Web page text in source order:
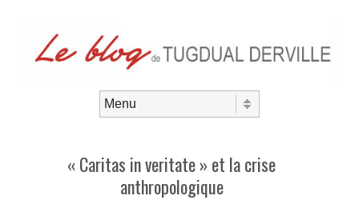
« Caritas in veritate » et la crise
anthropologique